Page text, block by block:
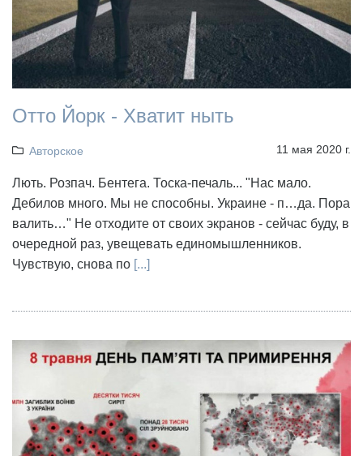
Отто Йорк - Хватит ныть
Авторское 11 мая 2020 г.
Лють. Розпач. Бентега. Тоска-печаль... "Нас мало.
Дебилов много. Мы не способны. Украине - п…да. Пора
валить…" Не отходите от своих экранов - сейчас буду, в
очередной раз, увещевать единомышленников.
Чувствую, снова по [...]